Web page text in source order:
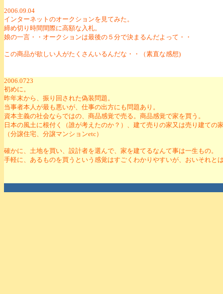
2006.09.04
インターネットのオークションを見てみた。
締め切り時間間際に高額な入札。
娘の一言・・オークションは最後の５分で決まるんだよって・・
この商品が欲しい人がたくさんいるんだな・・（素直な感想)
2006.0723
初めに。
昨年末から、振り回された偽装問題。
当事者本人が最も悪いが、仕事の出方にも問題あり。
資本主義の社会ならではの、商品感覚で売る。商品感覚で家を買う。
日本の風土に根付く（誰が考えたのか？）、建て売りの家又は売り建ての
（分譲住宅、分譲マンションetc）
確かに、土地を買い、設計者を選んで、家を建てるなんて事は一生もの。
手軽に、あるものを買うという感覚はすごくわかりやすいが、おいそれと